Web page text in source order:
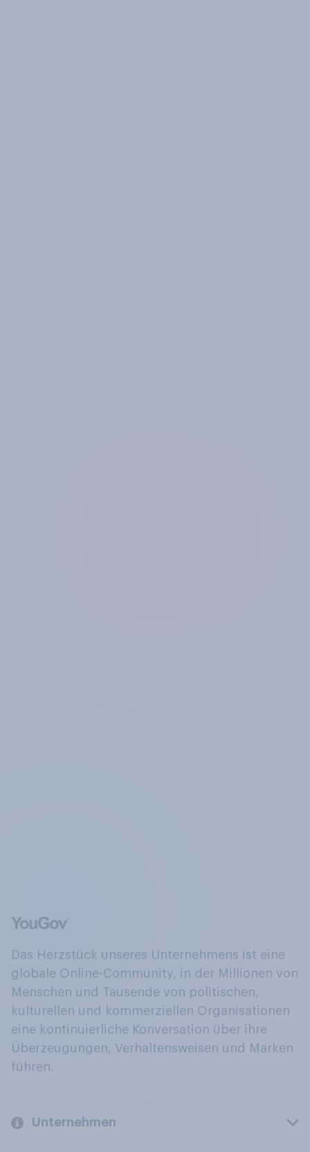
Das Herzstück unseres Unternehmens ist eine
globale Online-Community, in der Millionen von
Menschen und Tausende von politischen,
kulturellen und kommerziellen Organisationen
eine kontinuierliche Konversation über ihre
Überzeugungen, Verhaltensweisen und Marken
führen.
Unternehmen